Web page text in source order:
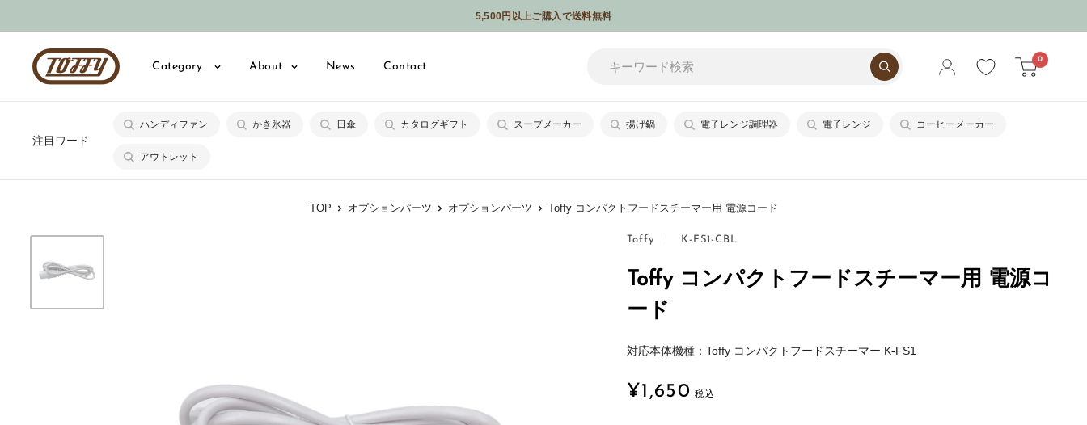
ン
5,500円以上ご購入で送料無料
Toffy
公
ン
シ
ョ
プ
Category About News Contact
0
注目ワード
ハンディファン かき氷器 日傘 カタログギフト スープメーカー 揚げ鍋 電子レンジ調理器 電子レンジ コーヒーメーカー
アウトレット
TOP オプションパーツ オプションパーツ Toffy コンパクトフードスチーマー用 電源コード
Toffy K-FS1-CBL
Toffy コンパクトフードスチーマー用 電源コ
ード
対応本体機種：Toffy コンパクトフードスチーマー K-FS1
販
¥1,650